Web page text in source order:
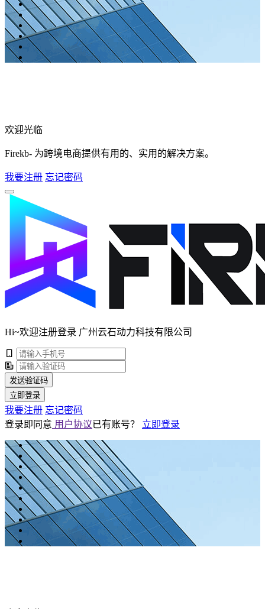
欢迎光临
Firekb- 为跨境电商提供有用的、实用的解决方案。
我要注册 忘记密码
Hi~欢迎注册登录 广州云石动力科技有限公司
发送验证码
立即登录
我要注册 忘记密码
登录即同意 用户协议已有账号？ 立即登录